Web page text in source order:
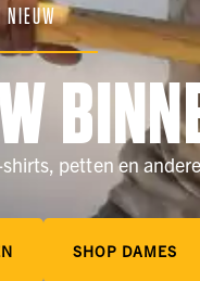
NIEUW
petten en
SHOP DAMES